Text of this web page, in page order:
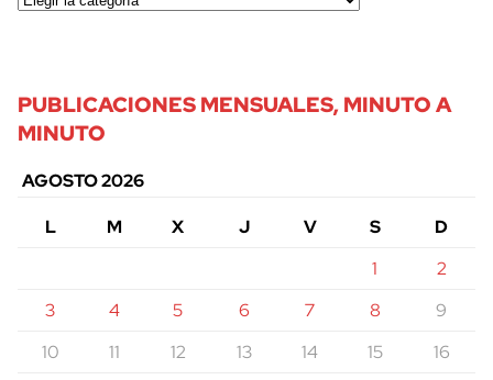
PUBLICACIONES MENSUALES, MINUTO A
MINUTO
AGOSTO 2026
L
M X J V S
D
1
2
3
4 5 6 7 8
9
10
11 12 13 14 15
16